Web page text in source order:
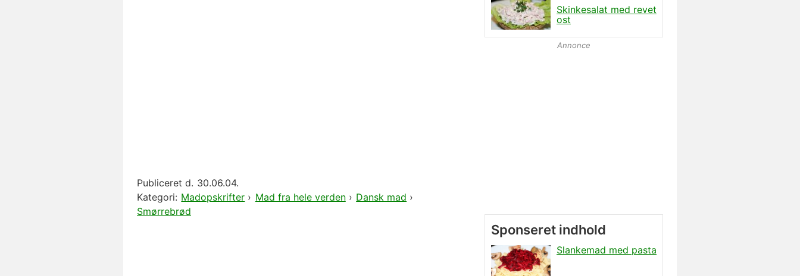
Publiceret d. 30.06.04.
Kategori: Madopskrifter › Mad fra hele verden› Dansk mad ›
Smørrebrød
Skinkesalat med revet
ost
Annonce